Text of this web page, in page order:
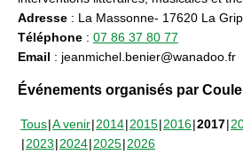
Adresse : La Massonne- 17620 La
Téléphone : 07 86 37 80 77
Email : jeanmichel.benier@wanadoo.fr
Événements organisés par
Tous A venir 2014 2015 2016 2017
2023 2024 2025 2026